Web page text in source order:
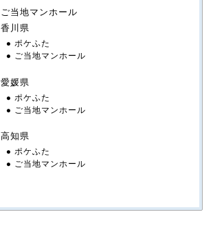
ご当地マンホール
香川県
ポケふた
ご当地マンホール
愛媛県
ポケふた
ご当地マンホール
高知県
ポケふた
ご当地マンホール